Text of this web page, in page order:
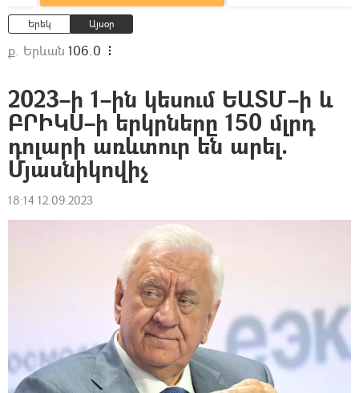
Երեկ Այսօր
ք. Երևան 106.0
2023–ի 1–ին կեսում ԵԱՏՄ–ի և
ԲՐԻԿՍ–ի երկրները 150 մլրդ
դոլարի առևտուր են արել.
Մյասնիկովիչ
18:14 12.09.2023